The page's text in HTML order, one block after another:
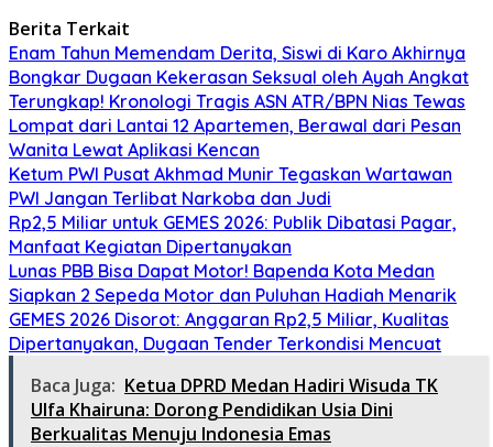
Berita Terkait
Enam Tahun Memendam Derita, Siswi di Karo Akhirnya
Bongkar Dugaan Kekerasan Seksual oleh Ayah Angkat
Terungkap! Kronologi Tragis ASN ATR/BPN Nias Tewas
Lompat dari Lantai 12 Apartemen, Berawal dari Pesan
Wanita Lewat Aplikasi Kencan
Ketum PWI Pusat Akhmad Munir Tegaskan Wartawan
PWI Jangan Terlibat Narkoba dan Judi
Rp2,5 Miliar untuk GEMES 2026: Publik Dibatasi Pagar,
Manfaat Kegiatan Dipertanyakan
Lunas PBB Bisa Dapat Motor! Bapenda Kota Medan
Siapkan 2 Sepeda Motor dan Puluhan Hadiah Menarik
GEMES 2026 Disorot: Anggaran Rp2,5 Miliar, Kualitas
Dipertanyakan, Dugaan Tender Terkondisi Mencuat
Baca Juga: Ketua DPRD Medan Hadiri Wisuda TK
Ulfa Khairuna: Dorong Pendidikan Usia Dini
Berkualitas Menuju Indonesia Emas